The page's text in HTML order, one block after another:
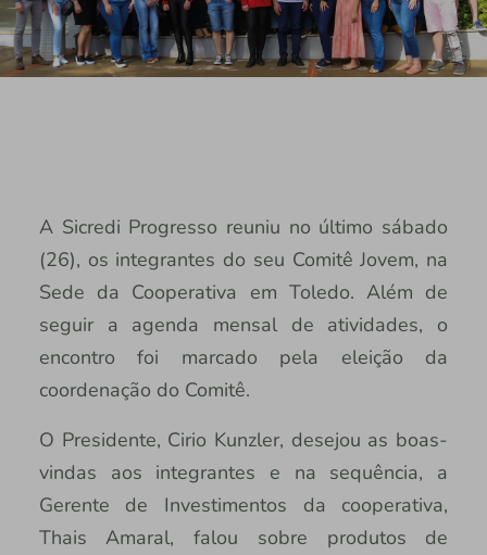
A Sicredi Progresso reuniu no último sábado
(26), os integrantes do seu Comitê Jovem, na
Sede da Cooperativa em Toledo. Além de
seguir a agenda mensal de atividades, o
encontro foi marcado pela eleição da
coordenação do Comitê.
O Presidente, Cirio Kunzler, desejou as boas-
vindas aos integrantes e na sequência, a
Gerente de Investimentos da cooperativa,
Thais Amaral, falou sobre produtos de